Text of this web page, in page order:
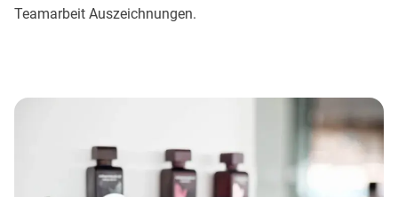
Teamarbeit Auszeichnungen.